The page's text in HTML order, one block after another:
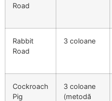
Road
Rabbit
Road
3 coloane
Cockroach
Pig
3 coloane
(metodă